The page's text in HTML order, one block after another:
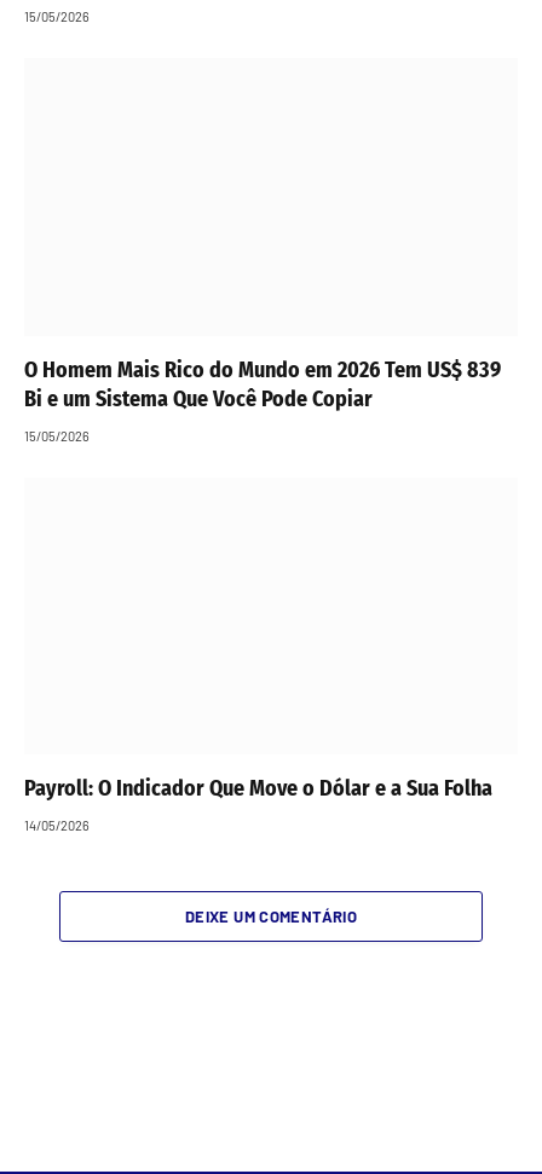
15/05/2026
O Homem Mais Rico do Mundo em 2026 Tem US$ 839
Bi e um Sistema Que Você Pode Copiar
15/05/2026
Payroll: O Indicador Que Move o Dólar e a Sua Folha
14/05/2026
DEIXE UM COMENTÁRIO